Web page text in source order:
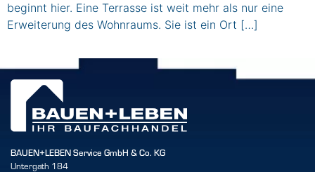
beginnt hier. Eine Terrasse ist weit mehr als nur eine
Erweiterung des Wohnraums. Sie ist ein Ort […]
BAUEN+LEBEN Service GmbH & Co. KG
Untergath 184